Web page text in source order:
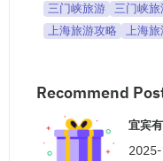
三门峡旅游
三门峡旅
上海旅游攻略
上海旅
Recommend
宜宾